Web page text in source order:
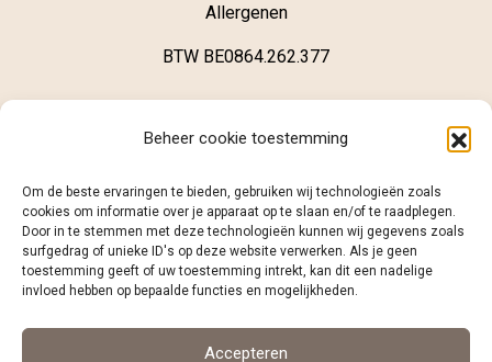
Beheer cookie toestemming
Om de beste ervaringen te bieden, gebruiken wij technologieën zoals
cookies om informatie over je apparaat op te slaan en/of te raadplegen.
Door in te stemmen met deze technologieën kunnen wij gegevens zoals
surfgedrag of unieke ID's op deze website verwerken. Als je geen
toestemming geeft of uw toestemming intrekt, kan dit een nadelige
invloed hebben op bepaalde functies en mogelijkheden.
Accepteren
Allergenen
BTW BE0864.262.377
B-8020 Oostkamp
+32 (0)468 12 98 86
info@caramelo.be
Volg ons